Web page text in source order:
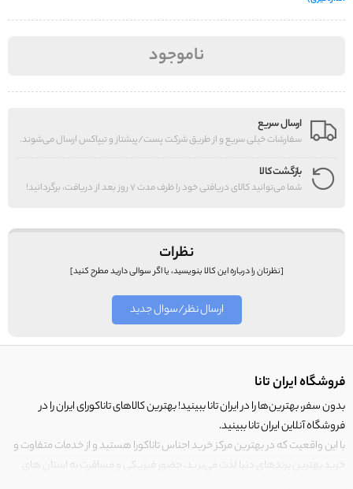
ناموجود
ارسال سریع
سفارشات خیلی سریع و از طریق شرکت پست/پیشتاز و تیپاکس ارسال می‌شوند.
بازگشت کالا
شما می‌توانید کالای دریافتی خود را ظرف مدت 7 روز بعد از دریافت، برگردانید!
نظرات
[نظرتان را درباره این کالا بنویسید، یا اگر سوالی دارید مطرح کنید]
ارسال نظر/سوال جدید
فروشگاه ایران تانا
بدون سفر، بهترین‌ها را در ایران تانا ببینید! بهترین کالاهای تاناکورای ایران را در
فروشگاه آنلاین ایران تانا ببینید.
با این واقعیت که در بهترین مرکز خرید اجناس تاناکورا هستید و از خدمات متفاوت و
خرید بهترین برندهای دنیا لذت می‌برید، حضور فیزیکی و مسافرت به استان های